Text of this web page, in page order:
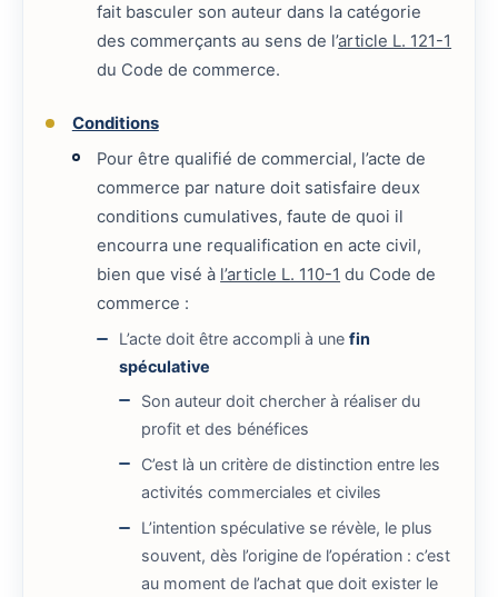
fait basculer son auteur dans la catégorie
des commerçants au sens de l’article L. 121-1
du Code de commerce.
Conditions
Pour être qualifié de commercial, l’acte de
commerce par nature doit satisfaire deux
conditions cumulatives, faute de quoi il
encourra une requalification en acte civil,
bien que visé à l’article L. 110-1 du Code de
commerce :
L’acte doit être accompli à unefin
spéculative
Son auteur doit chercher à réaliser du
profit et des bénéfices
C’est là un critère de distinction entre les
activités commerciales et civiles
L’intention spéculative se révèle, le plus
souvent, dès l’origine de l’opération : c’est
au moment de l’achat que doit exister le